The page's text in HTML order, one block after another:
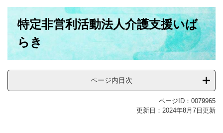
特定非営利活動法人介護支援いば
らき
ページ内目次
ページID：0079965
更新日：2024年8月7日更新